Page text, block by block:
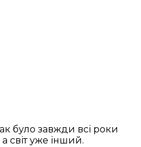
було завжди всі роки
світ уже інший.